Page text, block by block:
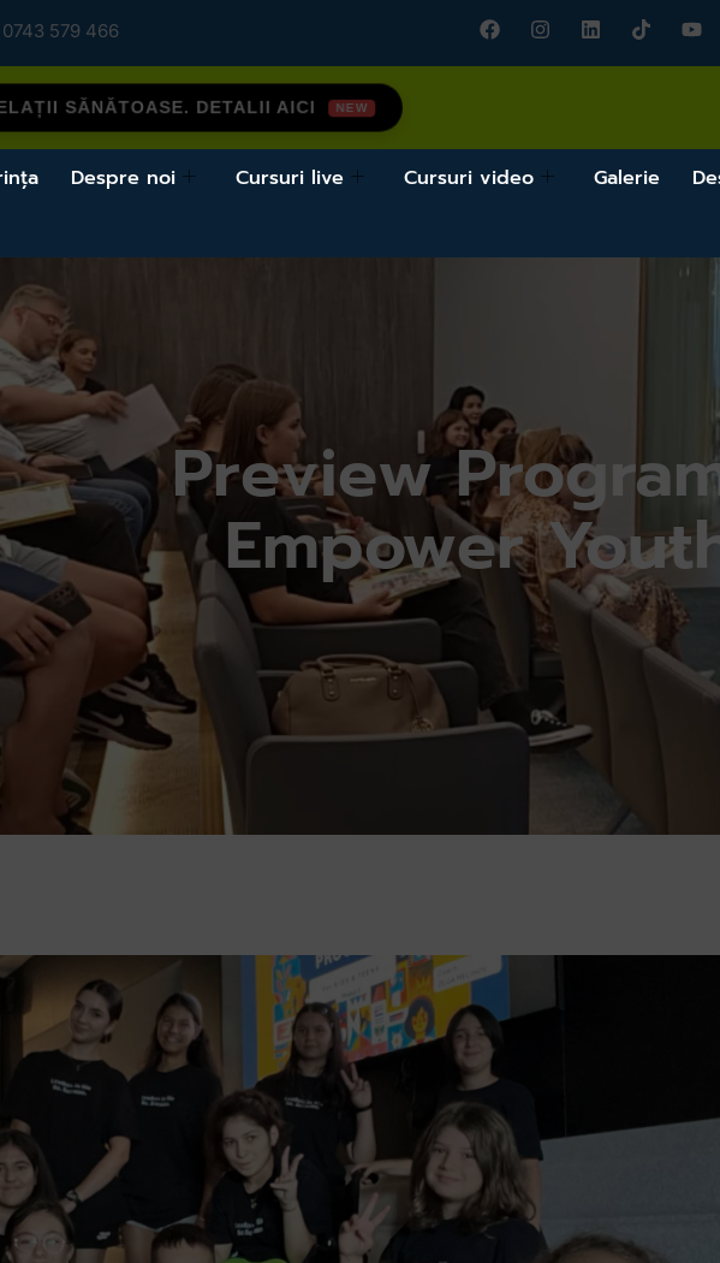
0743 579 466
SĂNĂTOASE. DETALII AICI
Despre noi Cursuri live Cursuri video Galerie
Preview
Empower